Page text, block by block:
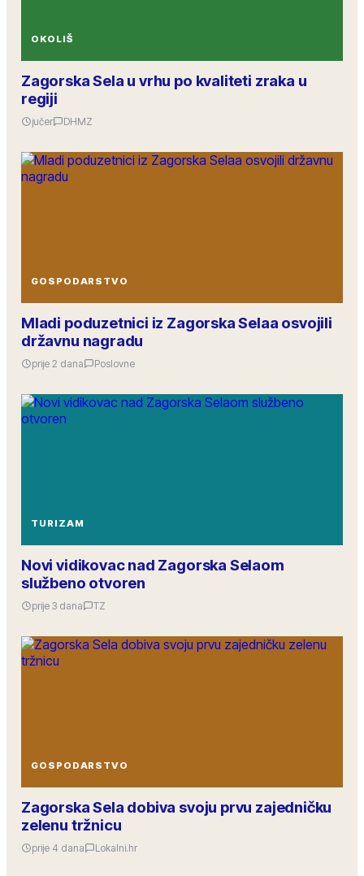
OKOLIŠ
Zagorska Sela u vrhu po kvaliteti zraka u
regiji
jučer DHMZ
GOSPODARSTVO
Mladi poduzetnici iz Zagorska Selaa osvojili
državnu nagradu
prije 2 dana Poslovne
TURIZAM
Novi vidikovac nad Zagorska Selaom
službeno otvoren
prije 3 dana TZ
GOSPODARSTVO
Zagorska Sela dobiva svoju prvu zajedničku
zelenu tržnicu
prije 4 dana Lokalni.hr